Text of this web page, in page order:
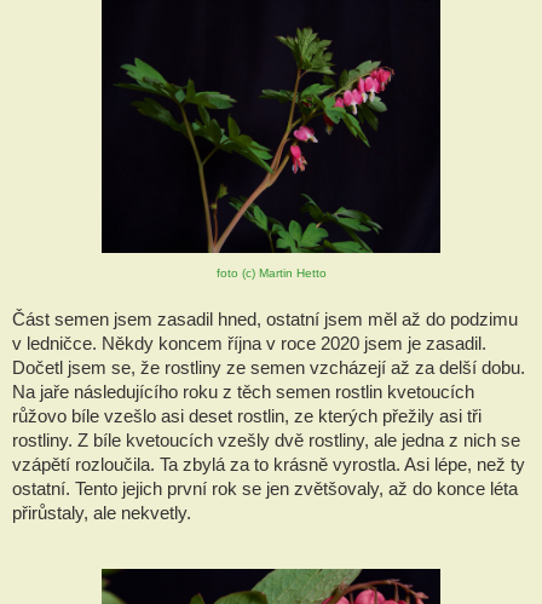
foto (c) Martin Hetto
Část semen jsem zasadil hned, ostatní jsem měl až do podzimu
v ledničce. Někdy koncem října v roce 2020 jsem je zasadil.
Dočetl jsem se, že rostliny ze semen vzcházejí až za delší dobu.
Na jaře následujícího roku z těch semen rostlin kvetoucích
růžovo bíle vzešlo asi deset rostlin, ze kterých přežily asi tři
rostliny. Z bíle kvetoucích vzešly dvě rostliny, ale jedna z nich se
vzápětí rozloučila. Ta zbylá za to krásně vyrostla. Asi lépe, než ty
ostatní. Tento jejich první rok se jen zvětšovaly, až do konce léta
přirůstaly, ale nekvetly.